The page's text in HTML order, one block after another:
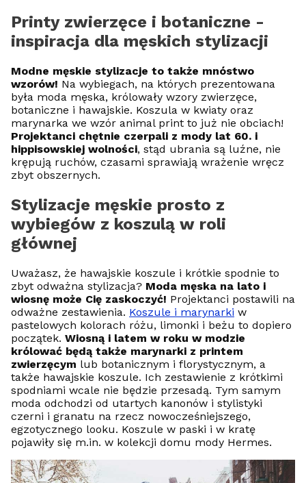
Printy zwierzęce i botaniczne -
inspiracja dla męskich stylizacji
Modne męskie stylizacje to także mnóstwo
wzorów! Na wybiegach, na których prezentowana
była moda męska, królowały wzory zwierzęce,
botaniczne i hawajskie. Koszula w kwiaty oraz
marynarka we wzór animal print to już nie obciach!
Projektanci chętnie czerpali z mody lat 60. i
hippisowskiej wolności, stąd ubrania są luźne, nie
krępują ruchów, czasami sprawiają wrażenie wręcz
zbyt obszernych.
Stylizacje męskie prosto z
wybiegów z koszulą w roli
głównej
Uważasz, że hawajskie koszule i krótkie spodnie to
zbyt odważna stylizacja? Moda męska na lato i
wiosnę może Cię zaskoczyć! Projektanci postawili na
odważne zestawienia. Koszule i marynarki w
pastelowych kolorach różu, limonki i beżu to dopiero
początek. Wiosną i latem w roku w modzie
królować będą także marynarki z printem
zwierzęcym lub botanicznym i florystycznym, a
także hawajskie koszule. Ich zestawienie z krótkimi
spodniami wcale nie będzie przesadą. Tym samym
moda odchodzi od utartych kanonów i stylistyki
czerni i granatu na rzecz nowocześniejszego,
egzotycznego looku. Koszule w paski i w kratę
pojawiły się m.in. w kolekcji domu mody Hermes.